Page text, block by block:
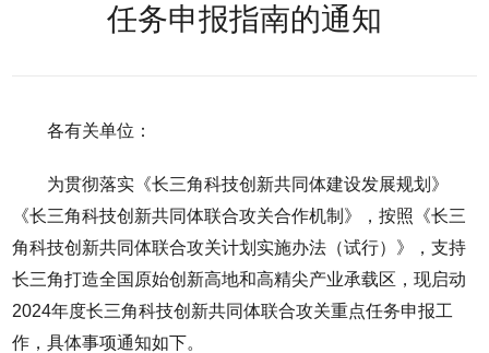
任务申报指南的通知
各有关单位：
为贯彻落实《长三角科技创新共同体建设发展规划》
《长三角科技创新共同体联合攻关合作机制》，按照《长三
角科技创新共同体联合攻关计划实施办法（试行）》，支持
长三角打造全国原始创新高地和高精尖产业承载区，现启动
2024年度长三角科技创新共同体联合攻关重点任务申报工
作，具体事项通知如下。